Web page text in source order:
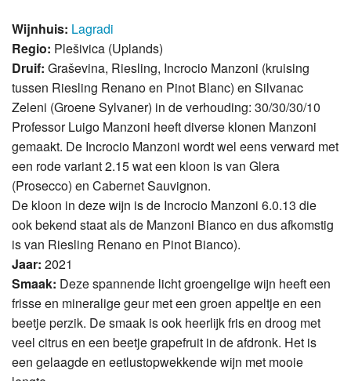
Wijnhuis: Lagradi
Regio: Plešivica (Uplands)
Druif: Graševina, Riesling, Incrocio Manzoni (kruising
tussen Riesling Renano en Pinot Blanc) en Silvanac
Zeleni (Groene Sylvaner) in de verhouding: 30/30/30/10
Professor Luigo Manzoni heeft diverse klonen Manzoni
gemaakt. De Incrocio Manzoni wordt wel eens verward met
een rode variant 2.15 wat een kloon is van Glera
(Prosecco) en Cabernet Sauvignon.
De kloon in deze wijn is de Incrocio Manzoni 6.0.13 die
ook bekend staat als de Manzoni Bianco en dus afkomstig
is van Riesling Renano en Pinot Bianco).
Jaar: 2021
Smaak: Deze spannende licht groengelige wijn heeft een
frisse en mineralige geur met een groen appeltje en een
beetje perzik. De smaak is ook heerlijk fris en droog met
veel citrus en een beetje grapefruit in de afdronk. Het is
een gelaagde en eetlustopwekkende wijn met mooie